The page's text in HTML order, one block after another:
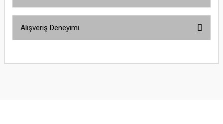
yetersiz gördüğünüz noktaları öneri formunu kullanarak tarafımıza
Alışveriş Deneyimi